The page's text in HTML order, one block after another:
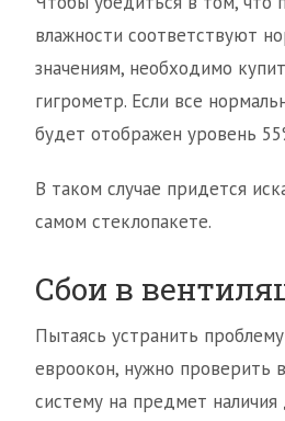
влажности соответствуют
значениям, необходимо
гигрометр. Если все
будет отображен уровень
В таком случае придется
самом стеклопакете.
Сбои в
Пытаясь устранить
евроокон, нужно проверить
систему на предмет